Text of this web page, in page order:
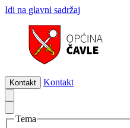
Idi na glavni sadržaj
Kontakt Kontakt
Tema